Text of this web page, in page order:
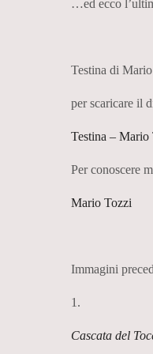
…ed ecco
Testina di
per scaricare il
Testina – Mario
Per conoscere
Mario Tozzi
Immagini
1.
Cascata del